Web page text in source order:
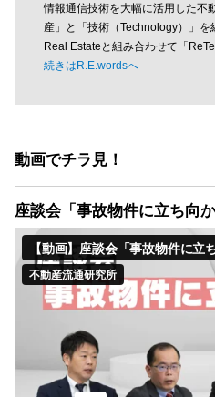
情報通信技術を大幅に活用した不
産」と「技術（Technology）」
Real Estateと組み合わせて「
続きはR.E.wordsへ
動画でチラ見！
座談会「事故物件に立ち向か